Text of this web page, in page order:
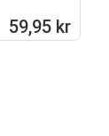
59,95 kr